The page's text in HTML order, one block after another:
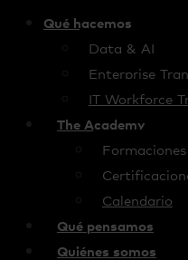
Qué hacemos
Data & AI
Enterprise
IT Workforce
The Academy
Formaciones
Calendario
Qué pensamos
Quiénes somos